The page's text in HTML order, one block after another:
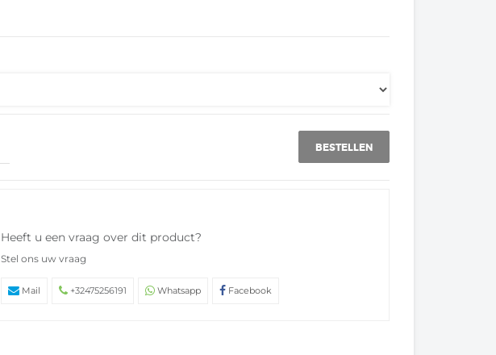
BESTELLEN
Heeft u een vraag over dit product?
Stel ons uw vraag
Mail +32475256191 Whatsapp Facebook